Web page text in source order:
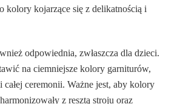
kolory kojarzące się z delikatnością i
odpowiednia, zwłaszcza dla dzieci.
na ciemniejsze kolory garniturów,
całej ceremonii. Ważne jest, aby kolory
z resztą stroju oraz